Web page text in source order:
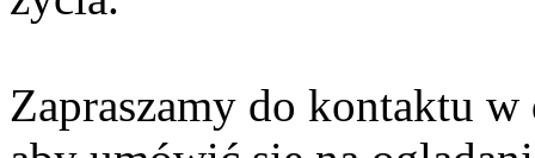
Zapraszamy do kontaktu